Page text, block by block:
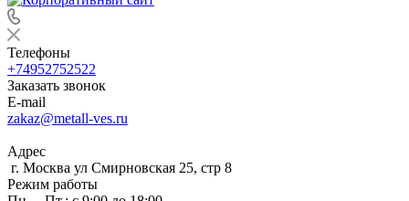
Телефоны
+74952752522
Заказать звонок
E-mail
zakaz@metall-ves.ru
Адрес
г. Москва ул Смирновская 25, стр 8
Режим работы